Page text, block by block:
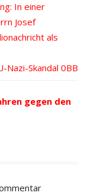
In einer
Josef
als
Nazi-Skandal
gegen den